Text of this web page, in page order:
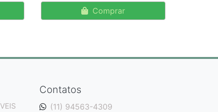
Comprar
Contatos
(11) 94563-4309